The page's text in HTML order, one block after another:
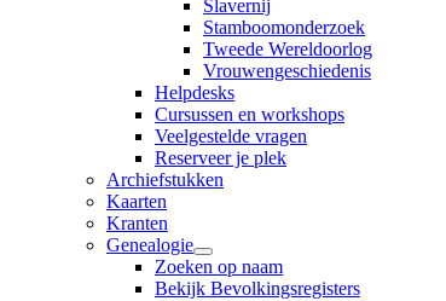
Slavernij
Stamboomonderzoek
Tweede Wereldoorlog
Vrouwengeschiedenis
Helpdesks
Cursussen en workshops
Veelgestelde vragen
Reserveer je plek
Archiefstukken
Kaarten
Kranten
Genealogie
Zoeken op naam
Bekijk Bevolkingsregisters